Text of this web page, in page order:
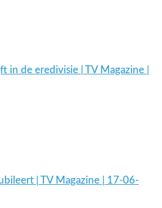
in de eredivisie | TV Magazine |
| TV Magazine | 17-06-